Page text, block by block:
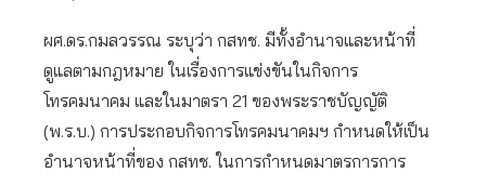
ผศ.ดร.กมลวรรณ ระบุว่า กสทช. มีทั้งอำนาจและหน้าที่
ดูแลตามกฎหมาย ในเรื่องการแข่งขันในกิจการ
โทรคมนาคม และในมาตรา 21 ของพระราชบัญญัติ
(พ.ร.บ.) การประกอบกิจการโทรคมนาคมฯ กำหนดให้เป็น
อำนาจหน้าที่ของ กสทช. ในการกำหนดมาตรการการ